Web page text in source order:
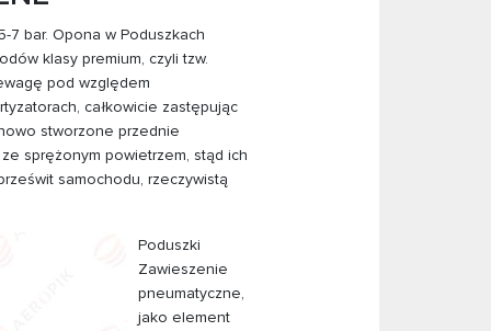
7 bar. Opona w Poduszkach
klasy premium, czyli tzw.
pod względem
całkowicie zastępując
stworzone przednie
sprężonym powietrzem, stąd ich
samochodu, rzeczywistą
Poduszki
Zawieszenie
pneumatyczne,
jako element